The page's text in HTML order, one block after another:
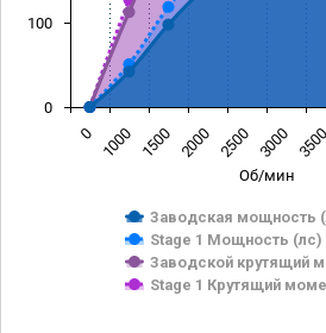
Об/мин
Заводская мощность
Stage 1 Мощность (лс)
Заводской крутящий
Stage 1 Крутящий
0 1000 1500 2000 2500 3000 3500
0
100